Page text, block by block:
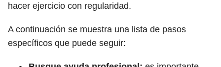
hacer ejercicio con regularidad.
A continuación se muestra una lista de pasos
específicos que puede seguir: